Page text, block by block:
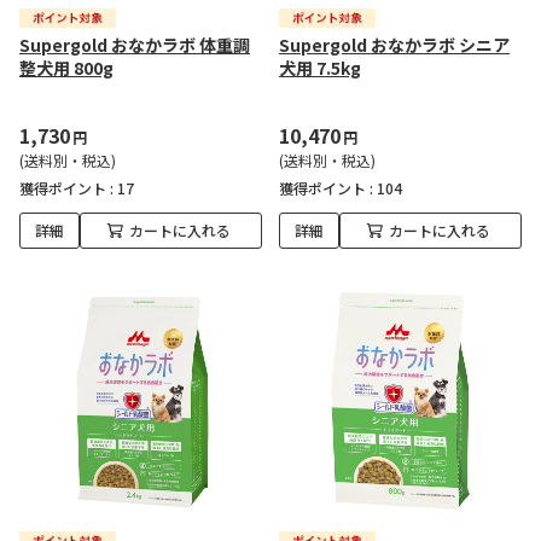
Supergold おなかラボ 体重調
整犬用 800g
1,730円
(送料別・税込)
獲得ポイント : 17
詳細 カートに入れる
Supergold おなかラボ シニア
犬用 7.5kg
10,470円
(送料別・税込)
獲得ポイント : 104
詳細 カートに入れる